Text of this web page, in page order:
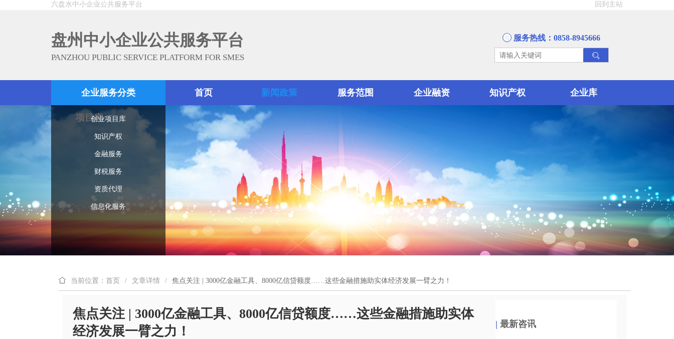
回到主站
六盘水中小企业公共服务平台
盘州中小企业公共服务平台
PANZHOU PUBLIC SERVICE PLATFORM FOR SMES
服务热线：0858-8945666
企业服务分类
创业项目库
知识产权
金融服务
财税服务
资质代理
信息化服务
首页 新闻政策 服务范围 企业融资 知识产权 企业库
项目库
当前位置：首页 / 文章详情 / 焦点关注 | 3000亿金融工具、8000亿信贷额度……这些金融措施助实体经济发展一臂之力！
焦点关注 | 3000亿金融工具、8000亿信贷额度……这些金融措施助实体
经济发展一臂之力！
|最新咨讯